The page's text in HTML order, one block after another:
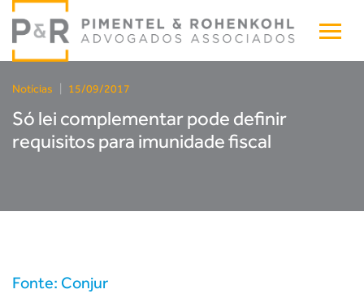
Notícias 15/09/2017
Só lei complementar pode definir
requisitos para imunidade fiscal
Fonte: Conjur